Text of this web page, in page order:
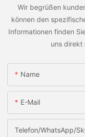
Wir begrüßen
können den
Informationen finden
uns direkt
Name
E-Mail
Telefon/WhatsApp/